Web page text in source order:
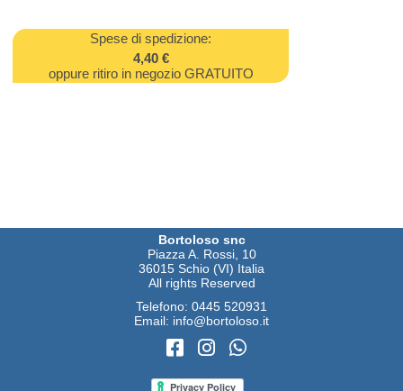
Spese di spedizione:
4,40 €
oppure ritiro in negozio GRATUITO
Bortoloso snc
Piazza A. Rossi, 10
36015 Schio (VI) Italia
All rights Reserved
Telefono: 0445 520931
Email: info@bortoloso.it